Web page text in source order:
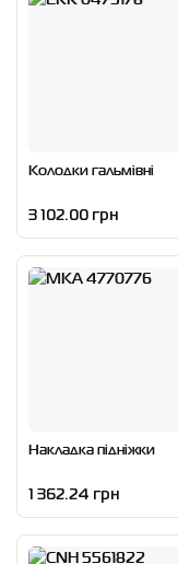
Колодки гальмівні
3 102.00 грн
Накладка підніжки
1 362.24 грн